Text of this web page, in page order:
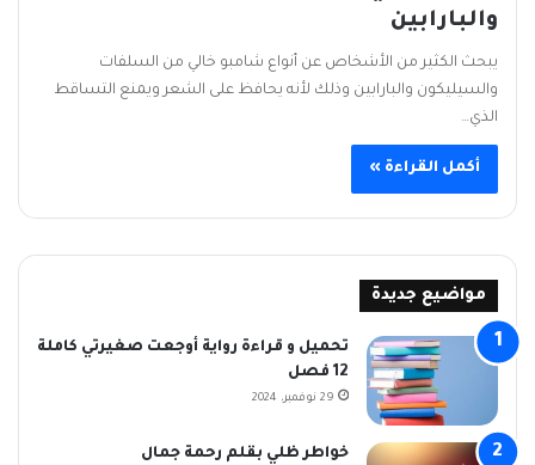
والبارابين
يبحث الكثير من الأشخاص عن أنواع شامبو خالي من السلفات
والسيليكون والبارابين وذلك لأنه يحافظ على الشعر ويمنع التساقط
الذي…
أكمل القراءة »
مواضيع جديدة
تحميل و قراءة رواية أوجعت صغيرتي كاملة
12 فصل
29 نوفمبر، 2024
خواطر ظلي بقلم رحمة جمال